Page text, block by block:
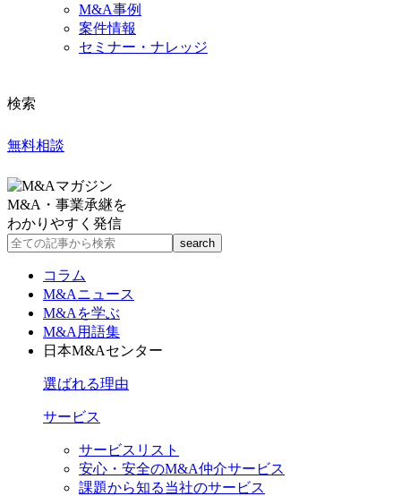
M&A事例
案件情報
セミナー・ナレッジ
検索
無料相談
M&A・事業承継を
わかりやすく発信
コラム
M&Aニュース
M&Aを学ぶ
M&A用語集
日本M&Aセンター
選ばれる理由
サービス
サービスリスト
安心・安全のM&A仲介サービス
課題から知る当社のサービス